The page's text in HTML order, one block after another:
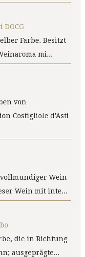
DOCG
Farbe. Besitzt
mi...
von
Costigliole d'Asti
Wein
Wein mit inte...
die in Richtung
ausgeprägte...